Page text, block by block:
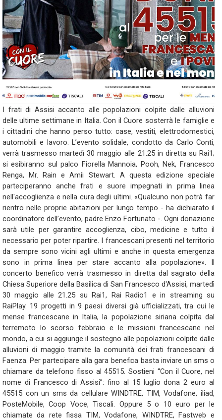
I frati di Assisi accanto alle popolazioni colpite dalle alluvioni
delle ultime settimane in Italia. Con il Cuore sosterrà le famiglie e
i cittadini che hanno perso tutto: case, vestiti, elettrodomestici,
automobili e lavoro. L’evento solidale, condotto da Carlo Conti,
verrà trasmesso martedì 30 maggio alle 21.25 in diretta su Rai1;
si esibiranno sul palco Fiorella Mannoia, Pooh, Nek, Francesco
Renga, Mr. Rain e Amii Stewart. A questa edizione speciale
parteciperanno anche frati e suore impegnati in prima linea
nell'accoglienza e nella cura degli ultimi. «Qualcuno non potrà far
rientro nelle proprie abitazioni per lungo tempo - ha dichiarato il
coordinatore dell’evento, padre Enzo Fortunato -. Ogni donazione
sarà utile per garantire accoglienza, cibo, medicine e tutto il
necessario per poter ripartire. I francescani presenti nel territorio
da sempre sono vicini agli ultimi e anche in questa emergenza
sono in prima linea per stare accanto alla popolazione». Il
concerto benefico verrà trasmesso in diretta dal sagrato della
Chiesa Superiore della Basilica di San Francesco d'Assisi, martedì
30 maggio alle 21.25 su Rai1, Rai Radio1 e in streaming su
RaiPlay. 19 progetti in 9 paesi diversi già ufficializzati, tra cui le
mense francescane in Italia, la popolazione siriana colpita dal
terremoto lo scorso febbraio e le missioni francescane nel
mondo, a cui si aggiunge il sostegno alle popolazioni colpite dalle
alluvioni di maggio tramite la comunità dei frati francescani di
Faenza. Per partecipare alla gara benefica basta inviare un sms o
chiamare da telefono fisso al 45515. Sostieni “Con il Cuore, nel
nome di Francesco di Assisi”: fino al 15 luglio dona 2 euro al
45515 con un sms da cellulare WINDTRE, TIM, Vodafone, iliad,
PosteMobile, Coop Voce, Tiscali. Oppure 5 o 10 euro per le
chiamate da rete fissa TIM, Vodafone, WINDTRE, Fastweb e